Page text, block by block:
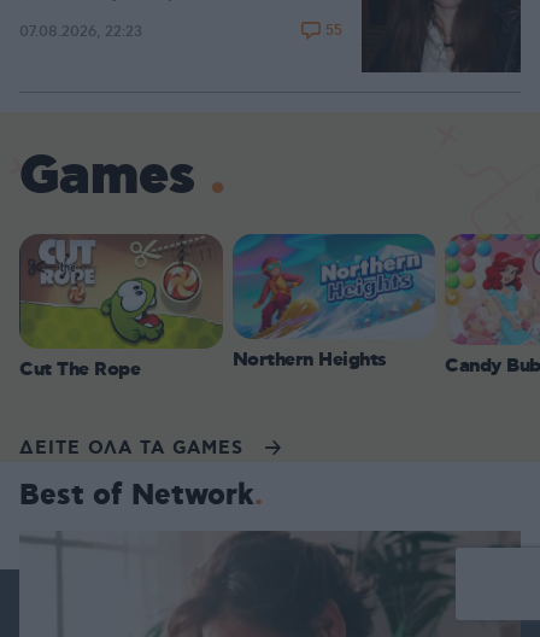
07.08.2026, 22:23 55
Games
Cut The Rope Northern Heights Candy
ΔΕΙΤΕ ΟΛΑ ΤΑ GAMES
Best of Network